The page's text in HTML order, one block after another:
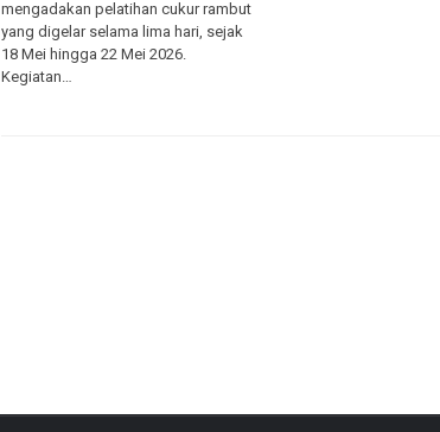
mengadakan pelatihan cukur rambut
yang digelar selama lima hari, sejak
18 Mei hingga 22 Mei 2026.
Kegiatan…